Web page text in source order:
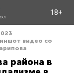
18+
видео со
района в